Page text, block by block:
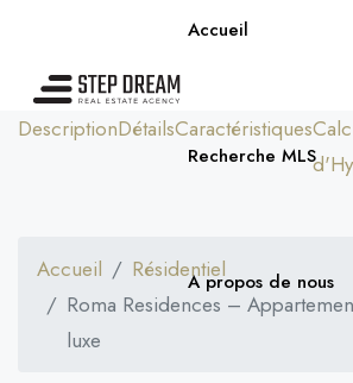
Accueil
Recherche MLS
A propos de nous
DescriptionDétailsCaractéristiques
Accueil
Résidentiel
Roma Residences –
luxe